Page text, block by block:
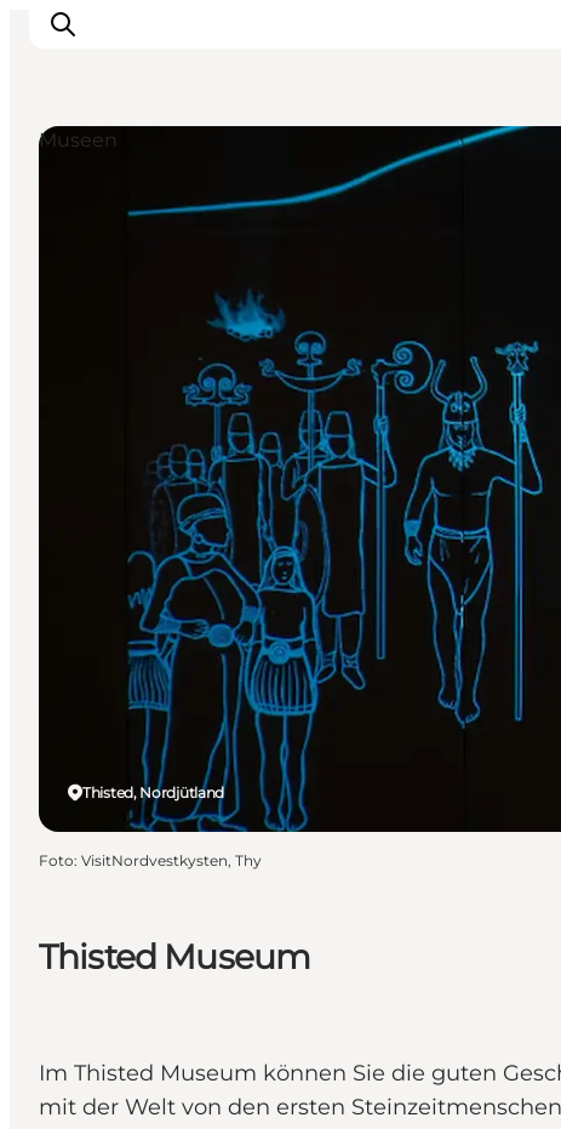
Urlaubsorte
Mach deine Urlaubsplanung
Thisted Museum
Im Thisted Museum können Sie die guten
mit der Welt von den ersten
Thisted, Nordjütland
Museen
Foto: VisitNordvestkysten, Thy